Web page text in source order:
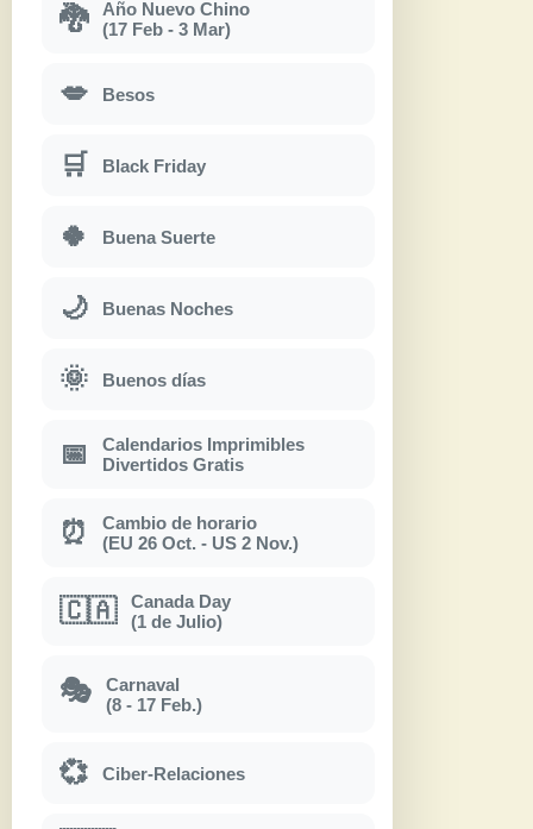
🐉
Año Nuevo Chino
(17 Feb - 3 Mar)
💋 Besos
🛒 Black Friday
🍀 Buena Suerte
🌙 Buenas Noches
🌞 Buenos días
📅
Calendarios Imprimibles
Divertidos Gratis
⏰
Cambio de horario
(EU 26 Oct. - US 2 Nov.)
🇨🇦
Canada Day
(1 de Julio)
🎭
Carnaval
(8 - 17 Feb.)
💞 Ciber-Relaciones